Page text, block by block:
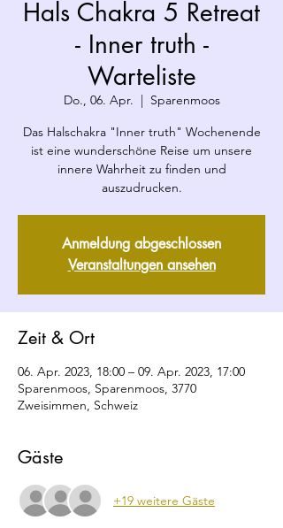
Hals Chakra 5 Retreat
- Inner truth -
Warteliste
Do., 06. Apr.
  |
Sparenmoos
Das Halschakra "Inner truth" Wochenende
ist eine wunderschöne Reise um unsere
innere Wahrheit zu finden und
auszudrucken.
Anmeldung abgeschlossen
Veranstaltungen ansehen
Zeit & Ort
06. Apr. 2023, 18:00 – 09. Apr. 2023, 17:00
Sparenmoos, Sparenmoos, 3770
Zweisimmen, Schweiz
Gäste
+19 weitere Gäste